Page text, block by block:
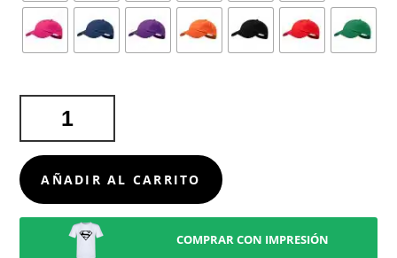
CANTIDAD
AÑADIR AL CARRITO
COMPRAR CON IMPRESIÓN